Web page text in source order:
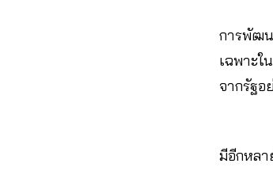
การพัฒ
เฉพาะใ
จากรัฐอ
มีอีกหลา